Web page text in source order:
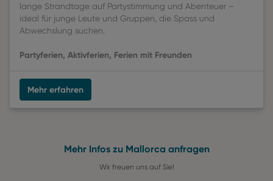
lange Strandtage auf Partystimmung und Abenteuer –
ideal für junge Leute und Gruppen, die Spass und
Abwechslung suchen.
Partyferien, Aktivferien, Ferien mit Freunden
Mehr erfahren
Mehr Infos zu Mallorca anfragen
Wir freuen uns auf Sie!